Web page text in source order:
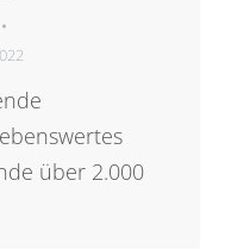
über 2.000